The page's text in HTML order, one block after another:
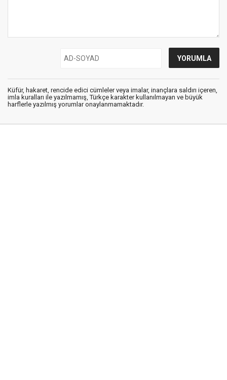
Küfür, hakaret, rencide edici cümleler veya imalar, inançlara saldırı içeren,
imla kuralları ile yazılmamış, Türkçe karakter kullanılmayan ve büyük
harflerle yazılmış yorumlar onaylanmamaktadır.